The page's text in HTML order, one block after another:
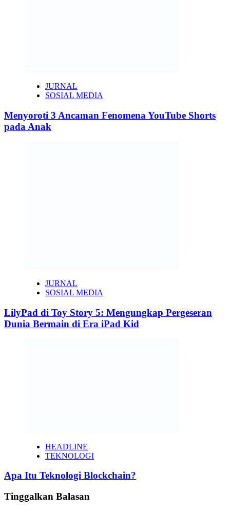
JURNAL
SOSIAL MEDIA
Menyoroti 3 Ancaman Fenomena YouTube Shorts
pada Anak
JURNAL
SOSIAL MEDIA
LilyPad di Toy Story 5: Mengungkap Pergeseran
Dunia Bermain di Era iPad Kid
HEADLINE
TEKNOLOGI
Apa Itu Teknologi Blockchain?
Tinggalkan Balasan